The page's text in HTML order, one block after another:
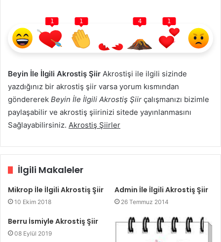
1 1 4 1
Beyin İle İlgili Akrostiş Şiir Akrostişi ile ilgili sizinde
yazdığınız bir akrostiş şiir varsa yorum kısmından
göndererek Beyin İle İlgili Akrostiş Şiir çalışmanızı bizimle
paylaşabilir ve akrostiş şiirinizi sitede yayınlanmasını
Sağlayabilirsiniz. Akrostiş Şiirler
İlgili Makaleler
Mikrop İle İlgili Akrostiş Şiir
10 Ekim 2018
Admin İle İlgili Akrostiş Şiir
26 Temmuz 2014
Berru İsmiyle Akrostiş Şiir
08 Eylül 2019